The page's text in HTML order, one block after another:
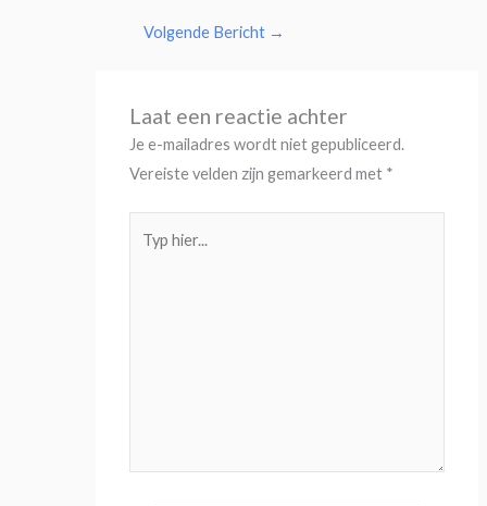
Volgende Bericht →
Laat een reactie achter
Je e-mailadres wordt niet gepubliceerd.
Vereiste velden zijn gemarkeerd met *
hier...